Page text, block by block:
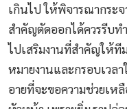
เกินไป ให้พิจารณากระ
สำคัญตัดออกได้ควรรีบท
ไปเสริมงานที่สำคัญให้ที
หมายงานและกรอบเวล
อายที่จะขอความช่วยเห